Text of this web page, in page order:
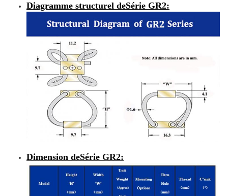
Diagramme structurel deSérie GR2:
Dimension deSérie GR2: